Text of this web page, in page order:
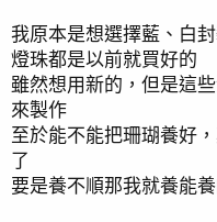
NO3 0.5
PO4 0.03
主缸魚隻:
粉藍倒吊x1
黃三角x1
我原本是想選擇藍、白
燈珠都是以前就買好的
雖然想用新的，但是這
來製作
至於能不能把珊瑚養好
了
要是養不順那我就養能